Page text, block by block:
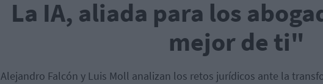
La IA, aliada para los
mejor de ti"
Alejandro Falcón y Luis Moll analizan los retos jurídicos ante la